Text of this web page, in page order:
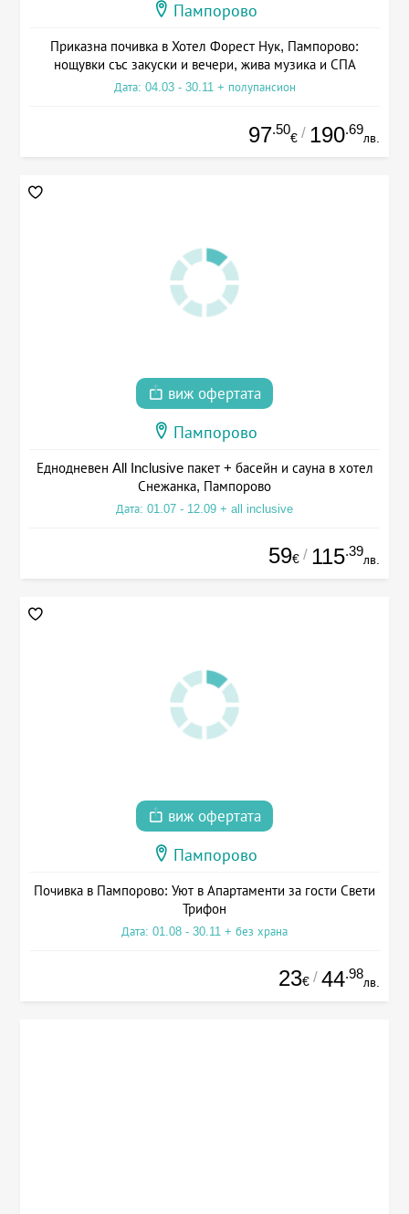
Пампорово
Приказна почивка в Хотел Форест Нук, Пампорово:
нощувки със закуски и вечери, жива музика и СПА
Дата: 04.03 - 30.11 + полупансион
97.50
€ / 190.69
лв.
виж офертата
Пампорово
Еднодневен All Inclusive пакет + басейн и сауна в хотел
Снежанка, Пампорово
Дата: 01.07 - 12.09 + all inclusive
59€ / 115.39
лв.
виж офертата
Пампорово
Почивка в Пампорово: Уют в Апартаменти за гости Свети
Трифон
Дата: 01.08 - 30.11 + без храна
23€ / 44.98
лв.